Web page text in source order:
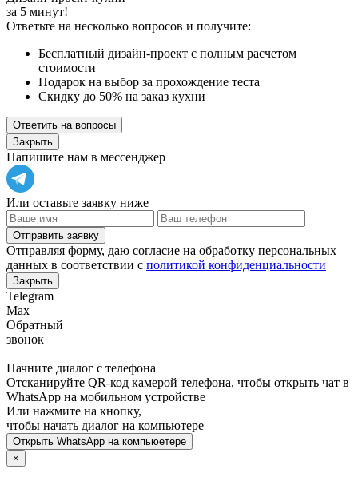
за 5 минут!
Ответьте на несколько вопросов и получите:
Бесплатный дизайн-проект с полным расчетом
стоимости
Подарок на выбор за прохождение теста
Скидку до 50% на заказ кухни
Ответить на вопросы
Закрыть
Напишите нам в мессенджер
Или оставьте заявку ниже
Отправить заявку
Отправляя форму, даю согласие на обработку персональных
данных в соответствии с политикой конфиденциальности
Закрыть
Telegram
Max
Обратный
звонок
Начните диалог с телефона
Отсканируйте QR-код камерой телефона, чтобы открыть чат в
WhatsApp на мобильном устройстве
Или нажмите на кнопку,
чтобы начать диалог на компьютере
Открыть WhatsApp на компьюетере
×